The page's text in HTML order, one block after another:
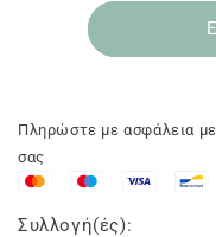
Πληρώστε με ασφάλεια
σας
Συλλογή(ές):